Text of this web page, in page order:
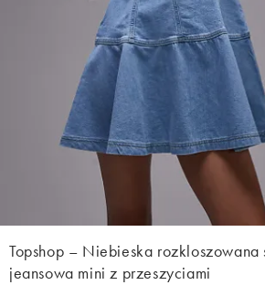
Topshop – Niebieska rozkloszowana
jeansowa mini z przeszyciami